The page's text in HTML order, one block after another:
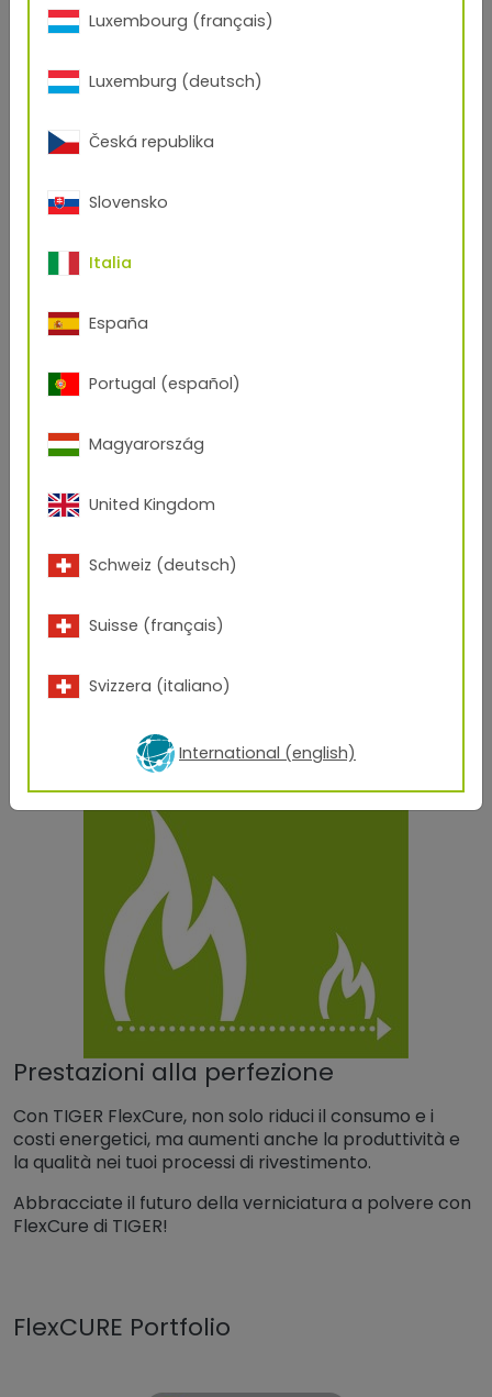
Prestazioni alla perfezione
Con TIGER FlexCure, non solo riduci il consumo e i
costi energetici, ma aumenti anche la produttività e
la qualità nei tuoi processi di rivestimento.
Abbracciate il futuro della verniciatura a polvere con
FlexCure di TIGER!
FlexCURE Portfolio
Luxembourg (français)
Luxemburg (deutsch)
Česká republika
Slovensko
Italia
España
Portugal (español)
Magyarország
United Kingdom
Schweiz (deutsch)
Suisse (français)
Svizzera (italiano)
International (english)